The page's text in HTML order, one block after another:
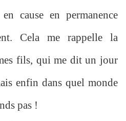
cause en permanence
Cela me rappelle la
fils, qui me dit un jour
enfin dans quel monde
pas !